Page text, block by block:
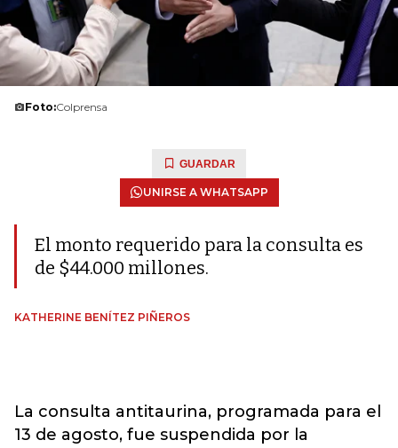
Foto:Colprensa
GUARDAR
UNIRSE A WHATSAPP
El monto requerido para la consulta es
de $44.000 millones.
KATHERINE BENÍTEZ PIÑEROS
La consulta antitaurina, programada para el
13 de agosto, fue suspendida por la